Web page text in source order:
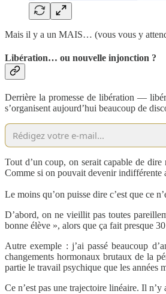
Mais il y a un MAIS… (vous vous y
Libération… ou nouvelle injonction ?
Derrière la promesse de libération —
s’organisent aujourd’hui beaucoup de
Tout d’un coup, on serait capable de
Comme si on pouvait devenir indifférente
Le moins qu’on puisse dire c’est que ce
D’abord, on ne vieillit pas toutes
bonne élève », alors que ça fait presque
Autre exemple : j’ai passé beaucoup
changements hormonaux brutaux de la
partie le travail psychique que les années
Ce n’est pas une trajectoire linéaire. Il